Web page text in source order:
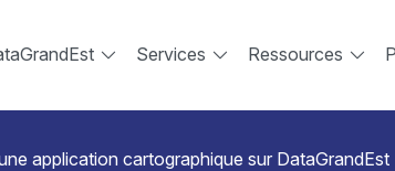
Services Ressources
application cartographique sur DataGrandEst